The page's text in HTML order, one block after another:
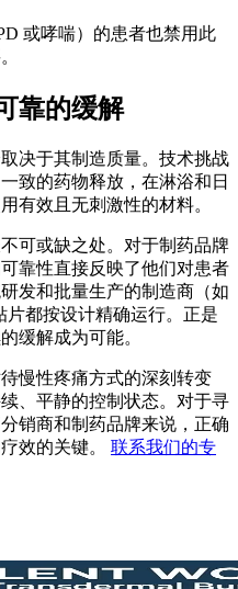
或哮喘）的患者也禁用此
靠的缓解
决于其制造质量。技术挑战
致的药物释放，在淋浴和日
有效且无刺激性的材料。
可或缺之处。对于制药品牌
靠性直接反映了他们对患者
发和批量生产的制造商（如
片都按设计精确运行。正是
缓解成为可能。
慢性疼痛方式的深刻转变
、平静的控制状态。对于寻
销商和制药品牌来说，正确
效的关键。 联系我们的专